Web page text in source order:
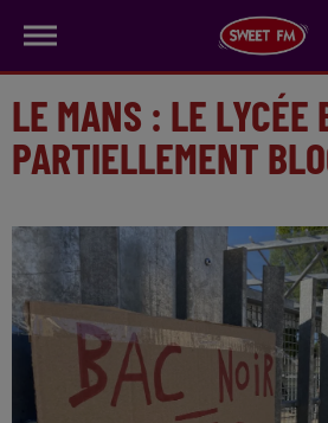
LE MANS : LE LYCÉE
PARTIELLEMENT